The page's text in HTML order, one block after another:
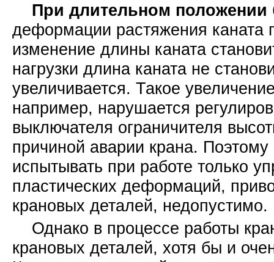
При длительном положении
деформации растяжения каната
изменение длины каната
нагрузки длина каната не
увеличивается. Такое
например, нарушается
выключателя ограничителя
причиной аварии крана.
испытывать при работе только
пластических деформаций,
крановых деталей, недопустимо.
Однако в процессе работы
крановых деталей, хотя бы и